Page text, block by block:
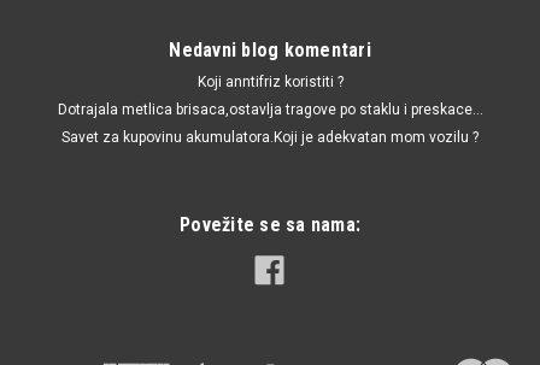
Nedavni blog komentari
Koji anntifriz koristiti ?
Dotrajala metlica brisaca,ostavlja tragove po staklu i preskace...
Savet za kupovinu akumulatora.Koji je adekvatan mom vozilu ?
Povežite se sa nama: